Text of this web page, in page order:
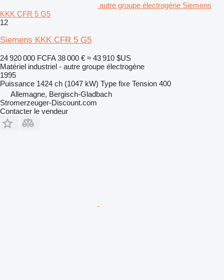
autre groupe électrogène Siemens
KKK CFR 5 G5
12
Siemens KKK CFR 5 G5
24 920 000 FCFA 38 000 € ≈ 43 910 $US
Matériel industriel - autre groupe électrogène
1995
Puissance 1424 ch (1047 kW) Type fixe Tension 400
Allemagne, Bergisch-Gladbach
Stromerzeuger-Discount.com
Contacter le vendeur